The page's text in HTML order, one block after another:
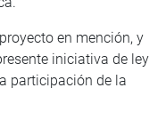
en mención, y
iniciativa de ley
participación de la